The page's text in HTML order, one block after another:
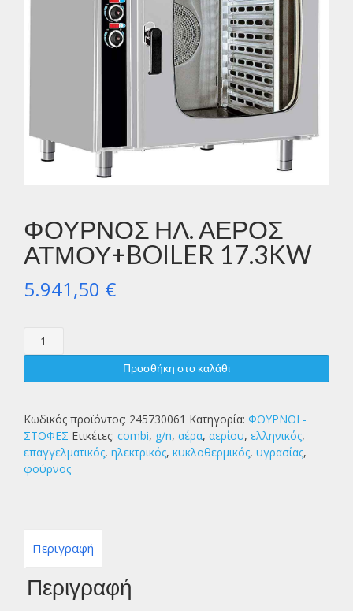
ΦΟΥΡΝΟΣ ΗΛ. ΑΕΡΟΣ
ΑΤΜΟΥ+BOILER 17.3KW
5.941,50 €
ΦΟΥΡΝΟΣ
ΑΤΜΟΥ+BOILER
ποσότητα
Προσθήκη στο καλάθι
Κωδικός προϊόντος: 245730061 Κατηγορία: ΦΟΥΡΝΟΙ -
ΣΤΟΦΕΣ Ετικέτες: combi, g/n, αέρα, αερίου, ελληνικός,
επαγγελματικός, ηλεκτρικός, κυκλοθερμικός, υγρασίας,
φούρνος
Περιγραφή
Περιγραφή